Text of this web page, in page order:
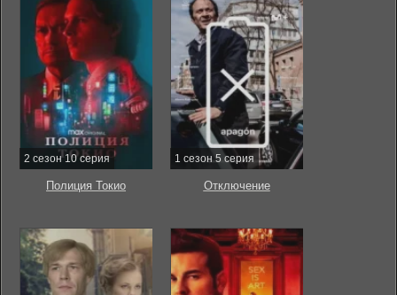
2 сезон 10 серия
Полиция Токио
1 сезон 5 серия
Отключение